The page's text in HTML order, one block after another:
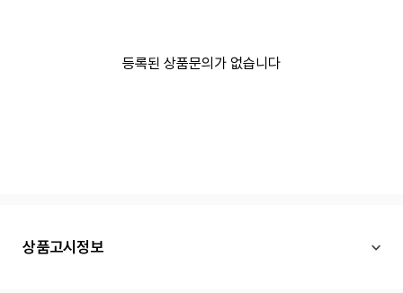
등록된 상품문의가 없습니다
상품고시정보